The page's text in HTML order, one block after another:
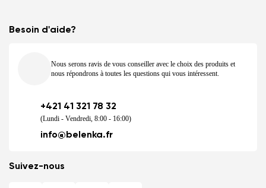
Besoin d'aide?
Nous serons ravis de vous conseiller avec le choix des produits et
nous répondrons à toutes les questions qui vous intéressent.
+421 41 321 78 32
(Lundi - Vendredi, 8:00 - 16:00)
info@belenka.fr
Suivez-nous